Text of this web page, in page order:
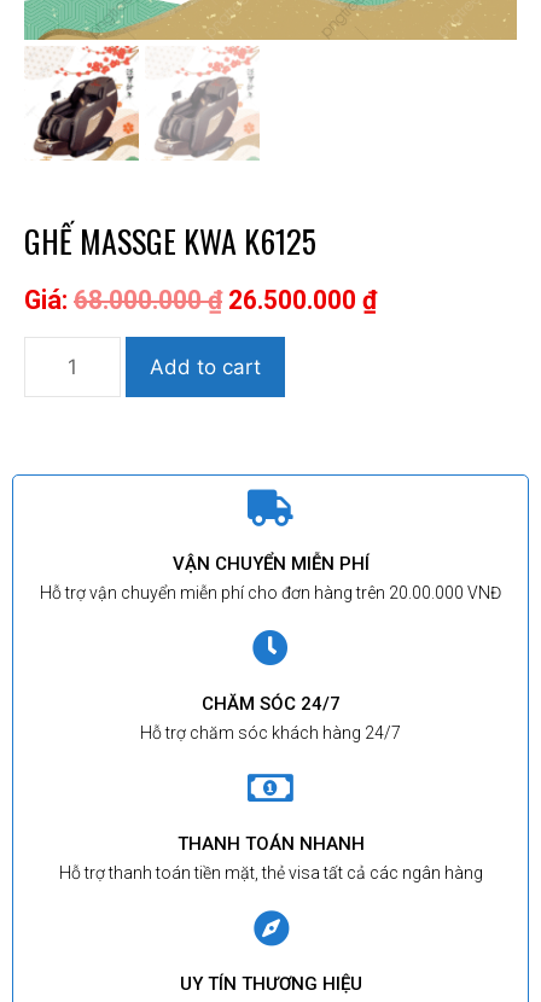
GHẾ MASSGE KWA K6125
Giá: 68.000.000₫ 26.500.000 ₫
Add to cart
VẬN CHUYỂN MIỄN PHÍ
Hỗ trợ vận chuyển miễn phí cho đơn hàng trên 20.00.000 VNĐ
CHĂM SÓC 24/7
Hỗ trợ chăm sóc khách hàng 24/7
THANH TOÁN NHANH
Hỗ trợ thanh toán tiền mặt, thẻ visa tất cả các ngân hàng
UY TÍN THƯƠNG HIỆU